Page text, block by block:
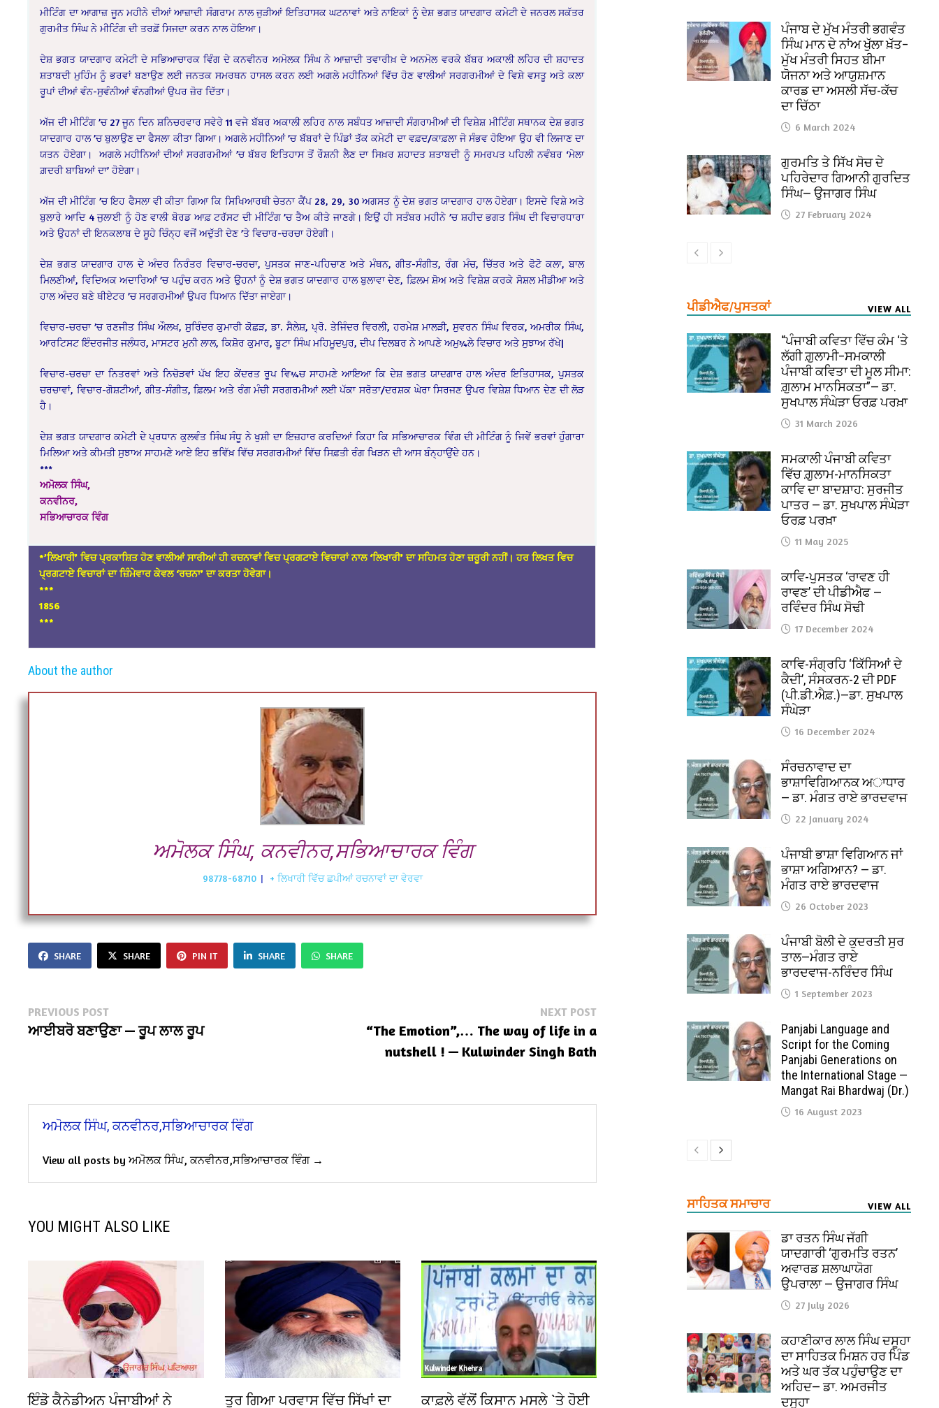
ਮੀਟਿੰਗ ਦਾ ਆਗਾਜ਼ ਜੂਨ ਮਹੀਨੇ ਦੀਆਂ ਆਜ਼ਾਦੀ ਸੰਗਰਾਮ ਨਾਲ ਜੁੜੀਆਂ ਇਤਿਹਾਸਕ ਘਟਨਾਵਾਂ ਅਤੇ ਨਾਇਕਾਂ ਨੂੰ ਦੇਸ਼ ਭਗਤ ਯਾਦਗਾਰ ਕਮੇਟੀ ਦੇ ਜਨਰਲ ਸਕੱਤਰ
ਗੁਰਮੀਤ ਸਿੰਘ ਨੇ ਮੀਟਿੰਗ ਦੀ ਤਰਫ਼ੋਂ ਸਿਜਦਾ ਕਰਨ ਨਾਲ ਹੋਇਆ।
ਦੇਸ਼ ਭਗਤ ਯਾਦਗਾਰ ਕਮੇਟੀ ਦੇ ਸਭਿਆਚਾਰਕ ਵਿੰਗ ਦੇ ਕਨਵੀਨਰ ਅਮੋਲਕ ਸਿੰਘ ਨੇ ਆਜ਼ਾਦੀ ਤਵਾਰੀਖ਼ ਦੇ ਅਨਮੋਲ ਵਰਕੇ ਬੱਬਰ ਅਕਾਲੀ ਲਹਿਰ ਦੀ ਸ਼ਹਾਦਤ
ਸ਼ਤਾਬਦੀ ਮੁਹਿੰਮ ਨੂੰ ਭਰਵਾਂ ਬਣਾਉਣ ਲਈ ਜਨਤਕ ਸਮਰਥਨ ਹਾਸਲ ਕਰਨ ਲਈ ਅਗਲੇ ਮਹੀਨਿਆਂ ਵਿੱਚ ਹੋਣ ਵਾਲੀਆਂ ਸਰਗਰਮੀਆਂ ਦੇ ਵਿਸ਼ੇ ਵਸਤੂ ਅਤੇ ਕਲਾ
ਰੂਪਾਂ ਦੀਆਂ ਵੰਨ-ਸੁਵੰਨੀਆਂ ਵੰਨਗੀਆਂ ਉਪਰ ਜ਼ੋਰ ਦਿੱਤਾ।
ਅੱਜ ਦੀ ਮੀਟਿੰਗ ’ਚ 27 ਜੂਨ ਦਿਨ ਸ਼ਨਿਚਰਵਾਰ ਸਵੇਰੇ 11 ਵਜੇ ਬੱਬਰ ਅਕਾਲੀ ਲਹਿਰ ਨਾਲ ਸਬੰਧਤ ਆਜ਼ਾਦੀ ਸੰਗਰਾਮੀਆਂ ਦੀ ਵਿਸ਼ੇਸ਼ ਮੀਟਿੰਗ ਸਥਾਨਕ ਦੇਸ਼ ਭਗਤ
ਯਾਦਗਾਰ ਹਾਲ ’ਚ ਬੁਲਾਉਣ ਦਾ ਫੈਸਲਾ ਕੀਤਾ ਗਿਆ। ਅਗਲੇ ਮਹੀਨਿਆਂ ’ਚ ਬੱਬਰਾਂ ਦੇ ਪਿੰਡਾਂ ਤੱਕ ਕਮੇਟੀ ਦਾ ਵਫ਼ਦ/ਕਾਫ਼ਲਾ ਜੋ ਸੰਭਵ ਹੋਇਆ ਉਹ ਵੀ ਲਿਜਾਣ ਦਾ
ਯਤਨ ਹੋਏਗਾ। ਅਗਲੇ ਮਹੀਨਿਆਂ ਦੀਆਂ ਸਰਗਰਮੀਆਂ ’ਚ ਬੱਬਰ ਇਤਿਹਾਸ ਤੋਂ ਰੌਸ਼ਨੀ ਲੈਣ ਦਾ ਸਿਖ਼ਰ ਸ਼ਹਾਦਤ ਸ਼ਤਾਬਦੀ ਨੂੰ ਸਮਰਪਤ ਪਹਿਲੀ ਨਵੰਬਰ ‘ਮੇਲਾ
ਗ਼ਦਰੀ ਬਾਬਿਆਂ ਦਾ’ ਹੋਏਗਾ।
ਅੱਜ ਦੀ ਮੀਟਿੰਗ ’ਚ ਇਹ ਫੈਸਲਾ ਵੀ ਕੀਤਾ ਗਿਆ ਕਿ ਸਿਖਿਆਰਥੀ ਚੇਤਨਾ ਕੈਂਪ 28, 29, 30 ਅਗਸਤ ਨੂੰ ਦੇਸ਼ ਭਗਤ ਯਾਦਗਾਰ ਹਾਲ ਹੋਏਗਾ। ਇਸਦੇ ਵਿਸ਼ੇ ਅਤੇ
ਬੁਲਾਰੇ ਆਦਿ 4 ਜੁਲਾਈ ਨੂੰ ਹੋਣ ਵਾਲੀ ਬੋਰਡ ਆਫ਼ ਟਰੱਸਟ ਦੀ ਮੀਟਿੰਗ ’ਚ ਤੈਅ ਕੀਤੇ ਜਾਣਗੇ। ਇਉਂ ਹੀ ਸਤੰਬਰ ਮਹੀਨੇ ’ਚ ਸ਼ਹੀਦ ਭਗਤ ਸਿੰਘ ਦੀ ਵਿਚਾਰਧਾਰਾ
ਅਤੇ ਉਹਨਾਂ ਦੀ ਇਨਕਲਾਬ ਦੇ ਸੂਹੇ ਚਿੰਨ੍ਹ ਵਜੋਂ ਅਦੁੱਤੀ ਦੇਣ ’ਤੇ ਵਿਚਾਰ-ਚਰਚਾ ਹੋਏਗੀ।
ਦੇਸ਼ ਭਗਤ ਯਾਦਗਾਰ ਹਾਲ ਦੇ ਅੰਦਰ ਨਿਰੰਤਰ ਵਿਚਾਰ-ਚਰਚਾ, ਪੁਸਤਕ ਜਾਣ-ਪਹਿਚਾਣ ਅਤੇ ਮੰਥਨ, ਗੀਤ-ਸੰਗੀਤ, ਰੰਗ ਮੰਚ, ਚਿੱਤਰ ਅਤੇ ਫੋਟੋ ਕਲਾ, ਬਾਲ
ਮਿਲਣੀਆਂ, ਵਿਦਿਅਕ ਅਦਾਰਿਆਂ ’ਚ ਪਹੁੰਚ ਕਰਨ ਅਤੇ ਉਹਨਾਂ ਨੂੰ ਦੇਸ਼ ਭਗਤ ਯਾਦਗਾਰ ਹਾਲ ਬੁਲਾਵਾ ਦੇਣ, ਫ਼ਿਲਮ ਸ਼ੋਅ ਅਤੇ ਵਿਸ਼ੇਸ਼ ਕਰਕੇ ਸੋਸ਼ਲ ਮੀਡੀਆ ਅਤੇ
ਹਾਲ ਅੰਦਰ ਬਣੇ ਥੀਏਟਰ ’ਚ ਸਰਗਰਮੀਆਂ ਉਪਰ ਧਿਆਨ ਦਿੱਤਾ ਜਾਏਗਾ।
ਵਿਚਾਰ-ਚਰਚਾ ’ਚ ਰਣਜੀਤ ਸਿੰਘ ਔਲਖ, ਸੁਰਿੰਦਰ ਕੁਮਾਰੀ ਕੋਛੜ, ਡਾ. ਸੈਲੇਸ਼, ਪ੍ਰੋ. ਤੇਜਿੰਦਰ ਵਿਰਲੀ, ਹਰਮੇਸ਼ ਮਾਲੜੀ, ਸੁਵਰਨ ਸਿੰਘ ਵਿਰਕ, ਅਮਰੀਕ ਸਿੰਘ,
ਆਰਟਿਸਟ ਇੰਦਰਜੀਤ ਜਲੰਧਰ, ਮਾਸਟਰ ਮੁਨੀ ਲਾਲ, ਕਿਸ਼ੋਰ ਕੁਮਾਰ, ਬੂਟਾ ਸਿੰਘ ਮਹਿਮੂਦਪੁਰ, ਦੀਪ ਦਿਲਬਰ ਨੇ ਆਪਣੇ ਅਮੁ¾ਲੇ ਵਿਚਾਰ ਅਤੇ ਸੁਝਾਅ ਰੱਖੇ|
ਵਿਚਾਰ-ਚਰਚਾ ਦਾ ਨਿਤਰਵਾਂ ਅਤੇ ਨਿਚੋੜਵਾਂ ਪੱਖ ਇਹ ਕੇਂਦਰਤ ਰੂਪ ਵਿ¾ਚ ਸਾਹਮਣੇ ਆਇਆ ਕਿ ਦੇਸ਼ ਭਗਤ ਯਾਦਗਾਰ ਹਾਲ ਅੰਦਰ ਇਤਿਹਾਸਕ, ਪੁਸਤਕ
ਚਰਚਾਵਾਂ, ਵਿਚਾਰ-ਗੋਸ਼ਟੀਆਂ, ਗੀਤ-ਸੰਗੀਤ, ਫ਼ਿਲਮ ਅਤੇ ਰੰਗ ਮੰਚੀ ਸਰਗਰਮੀਆਂ ਲਈ ਪੱਕਾ ਸਰੋਤਾ/ਦਰਸ਼ਕ ਘੇਰਾ ਸਿਰਜਣ ਉਪਰ ਵਿਸ਼ੇਸ਼ ਧਿਆਨ ਦੇਣ ਦੀ ਲੋੜ
ਹੈ।
ਦੇਸ਼ ਭਗਤ ਯਾਦਗਾਰ ਕਮੇਟੀ ਦੇ ਪ੍ਰਧਾਨ ਕੁਲਵੰਤ ਸਿੰਘ ਸੰਧੂ ਨੇ ਖੁਸ਼ੀ ਦਾ ਇਜ਼ਹਾਰ ਕਰਦਿਆਂ ਕਿਹਾ ਕਿ ਸਭਿਆਚਾਰਕ ਵਿੰਗ ਦੀ ਮੀਟਿੰਗ ਨੂੰ ਜਿਵੇਂ ਭਰਵਾਂ ਹੁੰਗਾਰਾ
ਮਿਲਿਆ ਅਤੇ ਕੀਮਤੀ ਸੁਝਾਅ ਸਾਹਮਣੇ ਆਏ ਇਹ ਭਵਿੱਖ਼ ਵਿੱਚ ਸਰਗਰਮੀਆਂ ਵਿੱਚ ਸਿਫ਼ਤੀ ਰੰਗ ਖਿੜਨ ਦੀ ਆਸ ਬੰਨ੍ਹਾਉਂਦੇ ਹਨ।
***
ਅਮੋਲਕ ਸਿੰਘ,
ਕਨਵੀਨਰ,
ਸਭਿਆਚਾਰਕ ਵਿੰਗ
*’ਲਿਖਾਰੀ’ ਵਿਚ ਪ੍ਰਕਾਸ਼ਿਤ ਹੋਣ ਵਾਲੀਆਂ ਸਾਰੀਆਂ ਹੀ ਰਚਨਾਵਾਂ ਵਿਚ ਪ੍ਰਗਟਾਏ ਵਿਚਾਰਾਂ ਨਾਲ ‘ਲਿਖਾਰੀ’ ਦਾ ਸਹਿਮਤ ਹੋਣਾ ਜ਼ਰੂਰੀ ਨਹੀਂ। ਹਰ ਲਿਖਤ ਵਿਚ
ਪ੍ਰਗਟਾਏ ਵਿਚਾਰਾਂ ਦਾ ਜ਼ਿੰਮੇਵਾਰ ਕੇਵਲ ‘ਰਚਨਾ’ ਦਾ ਕਰਤਾ ਹੋਵੇਗਾ।
***
1856
***
About the author
ਅਮੋਲਕ ਸਿੰਘ, ਕਨਵੀਨਰ,ਸਭਿਆਚਾਰਕ ਵਿੰਗ
98778-68710 | + ਲਿਖਾਰੀ ਵਿੱਚ ਛਪੀਆਂ ਰਚਨਾਵਾਂ ਦਾ ਵੇਰਵਾ
SHARE SHARE PIN IT SHARE SHARE
Post
navigation
PREVIOUS POSTPrevious
post:
ਆਈਬਰੋ ਬਣਾਉਣਾ — ਰੂਪ ਲਾਲ ਰੂਪ
NEXT POSTNext
“The Emotion”,… The way of life in a
nutshell ! — Kulwinder Singh Bath
ਅਮੋਲਕ ਸਿੰਘ, ਕਨਵੀਨਰ,ਸਭਿਆਚਾਰਕ ਵਿੰਗ
View all posts by ਅਮੋਲਕ ਸਿੰਘ, ਕਨਵੀਨਰ,ਸਭਿਆਚਾਰਕ ਵਿੰਗ →
YOU MIGHT ALSO LIKE
ਇੰਡੋ ਕੈਨੇਡੀਅਨ ਪੰਜਾਬੀਆਂ ਨੇ ਤੁਰ ਗਿਆ ਪਰਵਾਸ ਵਿੱਚ ਸਿੱਖਾਂ ਦਾ ਕਾਫ਼ਲੇ ਵੱਲੋਂ ਕਿਸਾਨ ਮਸਲੇ `ਤੇ ਹੋਈ
ਪੰਜਾਬ ਦੇ ਮੁੱਖ ਮੰਤਰੀ ਭਗਵੰਤ
ਸਿੰਘ ਮਾਨ ਦੇ ਨਾਂਅ ਖੁੱਲਾ ਖ਼ੱਤ–
ਮੁੱਖ ਮੰਤਰੀ ਸਿਹਤ ਬੀਮਾ
ਯੋਜਨਾ ਅਤੇ ਆਯੁਸ਼ਮਾਨ
ਕਾਰਡ ਦਾ ਅਸਲੀ ਸੱਚ-ਕੱਚ
ਦਾ ਚਿੱਠਾ
6 March 2024
ਗੁਰਮਤਿ ਤੇ ਸਿੱਖ ਸੋਚ ਦੇ
ਪਹਿਰੇਦਾਰ ਗਿਆਨੀ ਗੁਰਦਿਤ
ਸਿੰਘ— ਉਜਾਗਰ ਸਿੰਘ
27 February 2024
ਪੀਡੀਐਫ/ਪੁਸਤਕਾਂ VIEW ALL
“ਪੰਜਾਬੀ ਕਵਿਤਾ ਵਿੱਚ ਕੰਮ ‘ਤੇ
ਲੱਗੀ ਗ਼ੁਲਾਮੀ–ਸਮਕਾਲੀ
ਪੰਜਾਬੀ ਕਵਿਤਾ ਦੀ ਮੂਲ ਸੀਮਾ:
ਗ਼ੁਲਾਮ ਮਾਨਸਿਕਤਾ”— ਡਾ.
ਸੁਖਪਾਲ ਸੰਘੇੜਾ ਓਰਫ਼ ਪਰਖ਼ਾ
31 March 2026
ਸਮਕਾਲੀ ਪੰਜਾਬੀ ਕਵਿਤਾ
ਵਿੱਚ ਗ਼ੁਲਾਮ-ਮਾਨਸਿਕਤਾ
ਕਾਵਿ ਦਾ ਬਾਦਸ਼ਾਹ: ਸੁਰਜੀਤ
ਪਾਤਰ — ਡਾ. ਸੁਖਪਾਲ ਸੰਘੇੜਾ
ਓਰਫ਼ ਪਰਖ਼ਾ
11 May 2025
ਕਾਵਿ-ਪੁਸਤਕ ‘ਰਾਵਣ ਹੀ
ਰਾਵਣ’ ਦੀ ਪੀਡੀਐਫ —
ਰਵਿੰਦਰ ਸਿੰਘ ਸੋਢੀ
17 December 2024
ਕਾਵਿ-ਸੰਗ੍ਰਹਿ ‘ਕਿੱਸਿਆਂ ਦੇ
ਕੈਦੀ’, ਸੰਸਕਰਨ-2 ਦੀ PDF
(ਪੀ.ਡੀ.ਐਫ਼.)—ਡਾ. ਸੁਖਪਾਲ
ਸੰਘੇੜਾ
16 December 2024
ਸੰਰਚਨਾਵਾਦ ਦਾ
ਭਾਸ਼ਾਵਿਗਿਆਨਕ ਅਾਧਾਰ
— ਡਾ. ਮੰਗਤ ਰਾਏ ਭਾਰਦਵਾਜ
22 January 2024
ਪੰਜਾਬੀ ਭਾਸ਼ਾ ਵਿਗਿਆਨ ਜਾਂ
ਭਾਸ਼ਾ ਅਗਿਆਨ? — ਡਾ.
ਮੰਗਤ ਰਾਏ ਭਾਰਦਵਾਜ
26 October 2023
ਪੰਜਾਬੀ ਬੋਲੀ ਦੇ ਕੁਦਰਤੀ ਸੁਰ
ਤਾਲ—ਮੰਗਤ ਰਾਏ
ਭਾਰਦਵਾਜ-ਨਰਿੰਦਰ ਸਿੰਘ
1 September 2023
Panjabi Language and
Script for the Coming
Panjabi Generations on
the International Stage —
Mangat Rai Bhardwaj (Dr.)
16 August 2023
ਸਾਹਿਤਕ ਸਮਾਚਾਰ VIEW ALL
ਡਾ ਰਤਨ ਸਿੰਘ ਜੱਗੀ
ਯਾਦਗਾਰੀ ‘ਗੁਰਮਤਿ ਰਤਨ’
ਅਵਾਰਡ ਸ਼ਲਾਘਾਯੋਗ
ਉਪਰਾਲਾ — ਉਜਾਗਰ ਸਿੰਘ
27 July 2026
ਕਹਾਣੀਕਾਰ ਲਾਲ ਸਿੰਘ ਦਸੂਹਾ
ਦਾ ਸਾਹਿਤਕ ਮਿਸ਼ਨ ਹਰ ਪਿੰਡ
ਅਤੇ ਘਰ ਤੱਕ ਪਹੁੰਚਾਉਣ ਦਾ
ਅਹਿਦ— ਡਾ. ਅਮਰਜੀਤ
ਦਸੂਹਾ